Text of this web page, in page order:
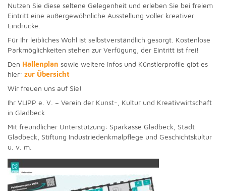
Nutzen Sie diese seltene Gelegenheit und erleben Sie bei freiem
Eintritt eine außergewöhnliche Ausstellung voller kreativer
Eindrücke.
Für Ihr leibliches Wohl ist selbstverständlich gesorgt. Kostenlose
Parkmöglichkeiten stehen zur Verfügung, der Eintritt ist frei!
Den Hallenplan sowie weitere Infos und Künstlerprofile gibt es
hier: zur Übersicht
Wir freuen uns auf Sie!
Ihr VLIPP e. V. – Verein der Kunst-, Kultur und Kreativwirtschaft
in Gladbeck
Mit freundlicher Unterstützung: Sparkasse Gladbeck, Stadt
Gladbeck, Stiftung Industriedenkmalpflege und Geschichtskultur
u. v. m.